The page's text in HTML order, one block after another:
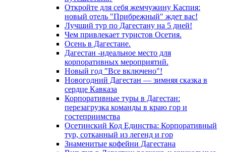
Откройте для себя жемчужину Каспия:
новый отель "Прибрежный" ждет вас!
Лучший тур по Дагестану на 5 дней!
Чем привлекает туристов Осетия.
Осень в Дагестане.
Дагестан -идеальное место для
корпоративных мероприятий.
Новый год "Все включено"!
Новогодний Дагестан — зимняя сказка в
сердце Кавказа
Корпоративные туры в Дагестан:
перезагрузка команды в краю гор и
гостеприимства
Осетинский Код Единства: Корпоративный
тур, сотканный из легенд и гор
Знаменитые кофейни Дагестана